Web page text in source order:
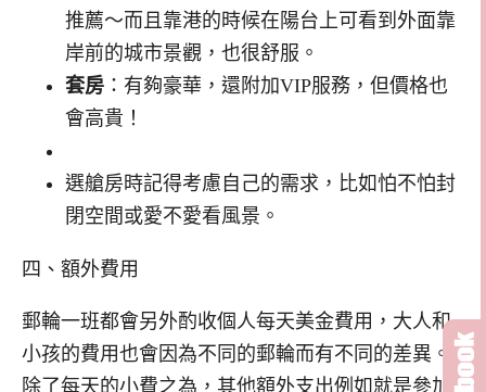
推薦～而且靠港的時候在陽台上可看到外面靠
岸前的城市景觀，也很舒服。
套房 ：有夠豪華，還附加VIP服務，但價格也
會高貴！
選艙房時記得考慮自己的需求，比如怕不怕封
閉空間或愛不愛看風景。
四、額外費用
郵輪一班都會另外酌收個人每天美金費用，大人和
小孩的費用也會因為不同的郵輪而有不同的差異。
除了每天的小費之為，其他額外支出例如就是參加